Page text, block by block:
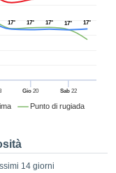
Punto di rugiada
Gio 20 Sab22
17°
17° 17° 17° 17°
14 giorni